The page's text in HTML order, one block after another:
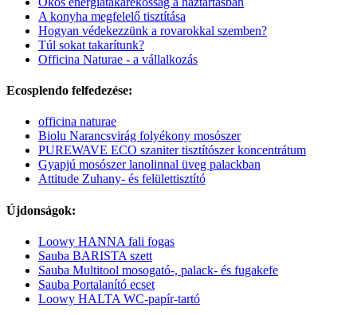
A konyha megfelelő tisztítása
Hogyan védekezzünk a rovarokkal szemben?
Túl sokat takarítunk?
Officina Naturae - a vállalkozás
Ecosplendo felfedezése:
officina naturae
Biolu Narancsvirág folyékony mosószer
PUREWAVE ECO szaniter tisztítószer koncentrátum
Gyapjú mosószer lanolinnal üveg palackban
Attitude Zuhany- és felülettisztító
Újdonságok:
Loowy HANNA fali fogas
Sauba BARISTA szett
Sauba Multitool mosogató-, palack- és fugakefe
Sauba Portalanító ecset
Loowy HALTA WC-papír-tartó